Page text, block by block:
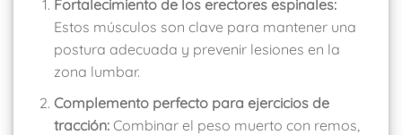
Fortalecimiento de los erectores espinales:
Estos músculos son clave para mantener una
postura adecuada y prevenir lesiones en la
zona lumbar.
Complemento perfecto para ejercicios de
tracción:Combinar el peso muerto con remos,